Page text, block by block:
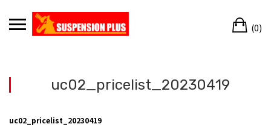
content
(0)
uc02_pricelist_20230419
uc02_pricelist_20230419